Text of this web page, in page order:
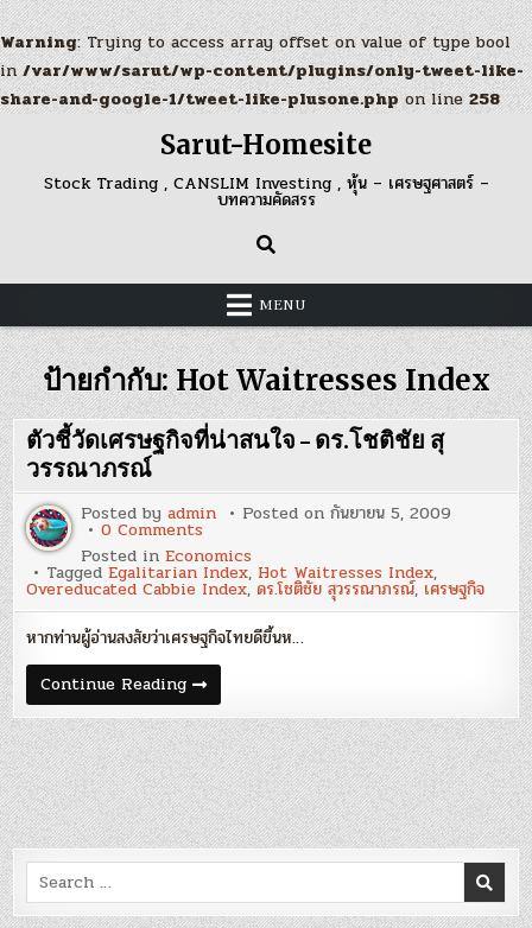
Warning: Trying to access array offset on value of type bool
in/var/www/sarut/wp-content/plugins/only-tweet-like-
share-and-google-1/tweet-like-plusone.phpon line258
content
Sarut-Homesite
Stock Trading , CANSLIM Investing , หุ้น – เศรษฐศาสตร์ –
บทความคัดสรร
MENU
ป้ายกำกับ:Hot Waitresses Index
ตัวชี้วัดเศรษฐกิจที่น่าสนใจ – ดร.โชติชัย สุ
วรรณาภรณ์
Posted byadmin Posted onกันยายน 5, 2009
0 Comments
ชี้
วัด
เศรษฐกิจ
ที่
น่า
สนใจ
–
ดร.โชติ
ชัย
สุ
วรรณ
าภ
รณ์
Posted inEconomics
TaggedEgalitarian Index, Hot Waitresses Index,
Overeducated Cabbie Index, ดร.โชติชัย สุวรรณาภรณ์, เศรษฐกิจ
หากท่านผู้อ่านสงสัยว่าเศรษฐกิจไทยดีขึ้นห…
Continue Readingตัว
ชี้
วัด
เศรษฐกิจ
ที่
น่า
สนใจ
–
ดร.โชติ
ชัย
สุ
วรรณ
รณ์
Search
for: